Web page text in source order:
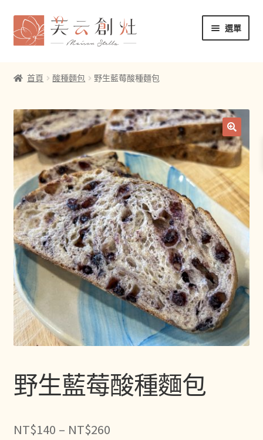
至
列
至
內
選單
子
選
單
酸種麵包手冊
展
開
子
選
單
關於芙云創灶
展
開
子
選
單
聯絡我們
首頁 酸種麵包 野生藍莓酸種麵包
野生藍莓酸種麵包
NT$140 – NT$260價